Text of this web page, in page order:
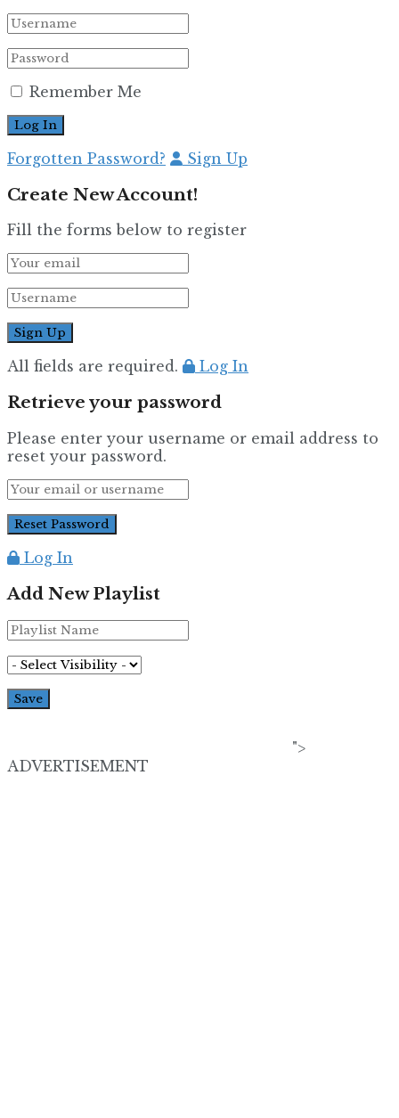
Remember Me
Forgotten Password? Sign Up
Create New Account!
Fill the forms below to register
All fields are required. Log In
Retrieve your password
Please enter your username or email address to
reset your password.
Log In
Add New Playlist
">
ADVERTISEMENT